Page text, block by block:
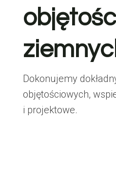
Dokonujemy
objętościowych,
i projektowe.